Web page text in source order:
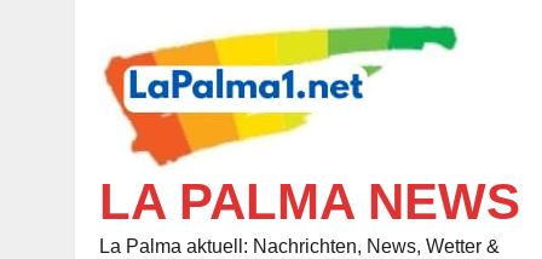
LA PALMA NEWS
La Palma aktuell: Nachrichten, News, Wetter &